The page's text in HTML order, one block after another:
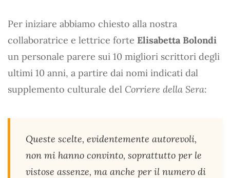
Per iniziare abbiamo chiesto alla nostra
collaboratrice e lettrice forte Elisabetta Bolondi
un personale parere sui 10 migliori scrittori degli
ultimi 10 anni, a partire dai nomi indicati dal
supplemento culturale del Corriere della Sera:
Queste scelte, evidentemente autorevoli,
non mi hanno convinto, soprattutto per le
vistose assenze, ma anche per il numero di